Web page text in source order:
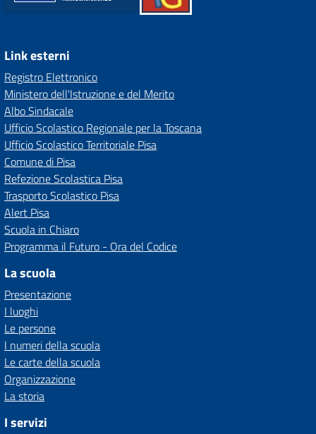
Link esterni
Registro Elettronico
Ministero dell'Istruzione e del Merito
Albo Sindacale
Ufficio Scolastico Regionale per la Toscana
Ufficio Scolastico Territoriale Pisa
Comune di Pisa
Refezione Scolastica Pisa
Trasporto Scolastico Pisa
Alert Pisa
Scuola in Chiaro
Programma il Futuro - Ora del Codice
La scuola
Presentazione
I luoghi
Le persone
I numeri della scuola
Le carte della scuola
Organizzazione
La storia
I servizi